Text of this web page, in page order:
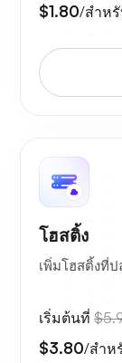
$1.80/สำห
โฮสติ้ง
เพิ่มโฮสติ้งที่
เริ่มต้นที่
$3.80/สำห